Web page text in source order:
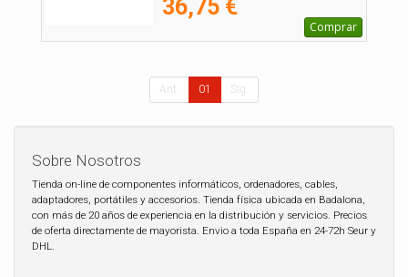
36,75 €
Comprar
Ant. 01 Sig.
Sobre Nosotros
Tienda on-line de componentes informáticos, ordenadores, cables,
adaptadores, portátiles y accesorios. Tienda física ubicada en Badalona,
con más de 20 años de experiencia en la distribución y servicios. Precios
de oferta directamente de mayorista. Envio a toda España en 24-72h Seur y
DHL.